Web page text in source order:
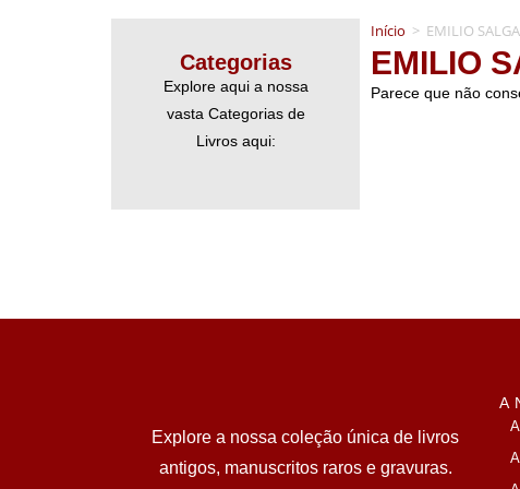
Categorias
Explore aqui a nossa
vasta Categorias de
Livros aqui:
Início > EMILIO
EMILIO
Parece que não
Explore a nossa coleção única de livros
antigos, manuscritos raros e gravuras.
A